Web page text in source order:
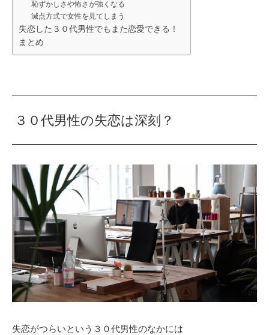
恥ずかしさや怖さが強くなる
減点方式で女性を見てしまう
失恋した３０代男性でもまた恋愛できる！
まとめ
３０代男性の失恋は深刻？
失恋がつらいという３０代男性のなかには